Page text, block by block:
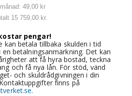
49,00 kr
15 759,00 kr.
pengar!
kan betala tillbaka skulden i tid
en betalningsanmärkning. Det kan
att få hyra bostad, teckna
och få nya lån. För stöd, vänd
och skuldrådgivningen i din
finns på
.